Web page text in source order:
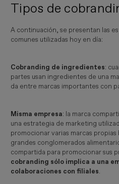
Tipos de
A continuación, se presentan las
comunes utilizadas hoy en día:
Cobranding de ingredientes:
partes usan ingredientes de una
da entre marcas importantes con
Misma empresa: la marca
una estrategia de marketing
promocionar varias marcas
grandes conglomerados
compartida para promocionar sus
cobranding sólo implica a una
colaboraciones con filiales.